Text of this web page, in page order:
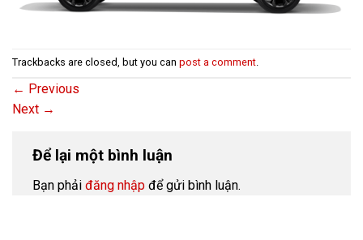
Trackbacks are closed, but you can post a comment
← Previous
Next →
Để lại một bình luận
Bạn phải đăng nhập để gửi bình luận.